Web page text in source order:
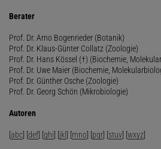
Berater
Prof. Dr. Arno Bogenrieder (Botanik)
Prof. Dr. Klaus-Günter Collatz (Zoologie)
Prof. Dr. Hans Kössel (†) (Biochemie,
Prof. Dr. Uwe Maier (Biochemie,
Prof. Dr. Günther Osche (Zoologie)
Prof. Dr. Georg Schön (Mikrobiologie)
Autoren
[abc] [def] [ghi] [jkl] [mno] [pqr] [stuv] [wxyz]